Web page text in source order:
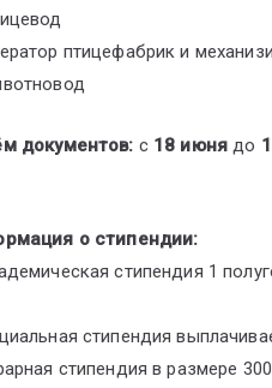
птицефабрик и
документов: с 18 июня до
о стипендии:
стипендия 1
стипендия
стипендия в размере